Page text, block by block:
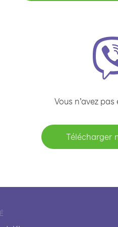
Vous n’avez
Télécharger